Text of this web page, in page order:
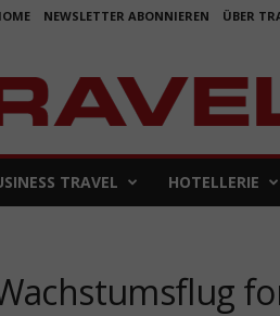
NEWSLETTER ABONNIEREN ÜBER
TRAVEL HOTELLERIE